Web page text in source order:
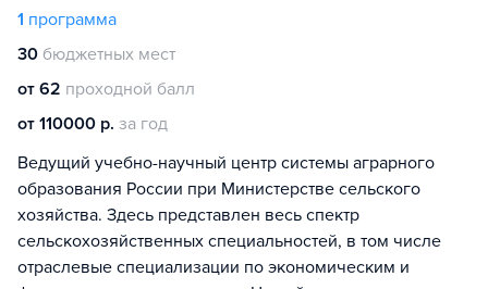
1 программа
30 бюджетных мест
от 62 проходной балл
от 110000 р. за год
Ведущий учебно-научный центр системы аграрного
образования России при Министерстве сельского
хозяйства. Здесь представлен весь спектр
сельскохозяйственных специальностей, в том числе
отраслевые специализации по экономическим и